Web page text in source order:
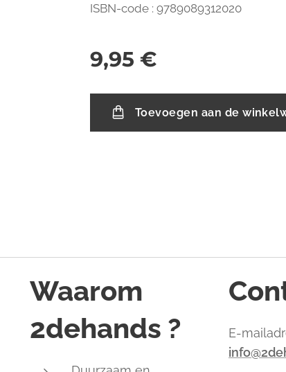
ISBN-code : 9789089312020
9,95 €
Toevoegen aan de
Waarom
2dehands ?
E-